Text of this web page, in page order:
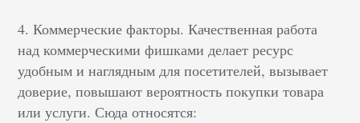
4. Коммерческие факторы. Качественная работа
над коммерческими фишками делает ресурс
удобным и наглядным для посетителей, вызывает
доверие, повышают вероятность покупки товара
или услуги. Сюда относятся: